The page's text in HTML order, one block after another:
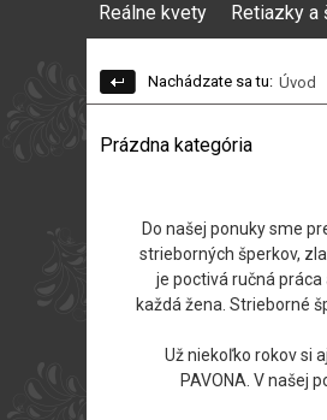
Reálne kvety Retiazky a
Nachádzate sa tu: Úvod
Prázdna kategória
Do našej ponuky sme
strieborných šperkov,
je poctivá ručná
každá žena. Strieborné
Už niekoľko rokov si
PAVONA. V našej